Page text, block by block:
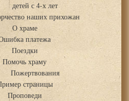
детей с 4-х лет
наших прихожан
О храме
платежа
Поездки
Помочь храму
Пожертвования
страницы
Проповеди